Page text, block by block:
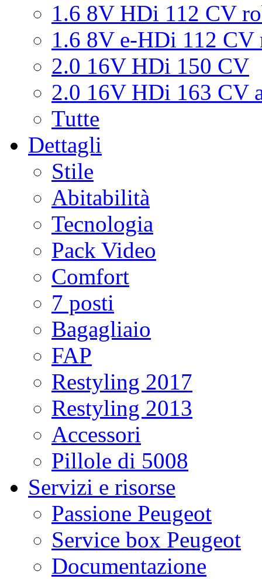
1.6 8V HDi 112 CV
1.6 8V e-HDi 112 CV
2.0 16V HDi 150 CV
2.0 16V HDi 163 CV
Tutte
Dettagli
Stile
Abitabilità
Tecnologia
Pack Video
Comfort
7 posti
Bagagliaio
FAP
Restyling 2017
Restyling 2013
Accessori
Pillole di 5008
Servizi e risorse
Passione Peugeot
Service box Peugeot
Documentazione